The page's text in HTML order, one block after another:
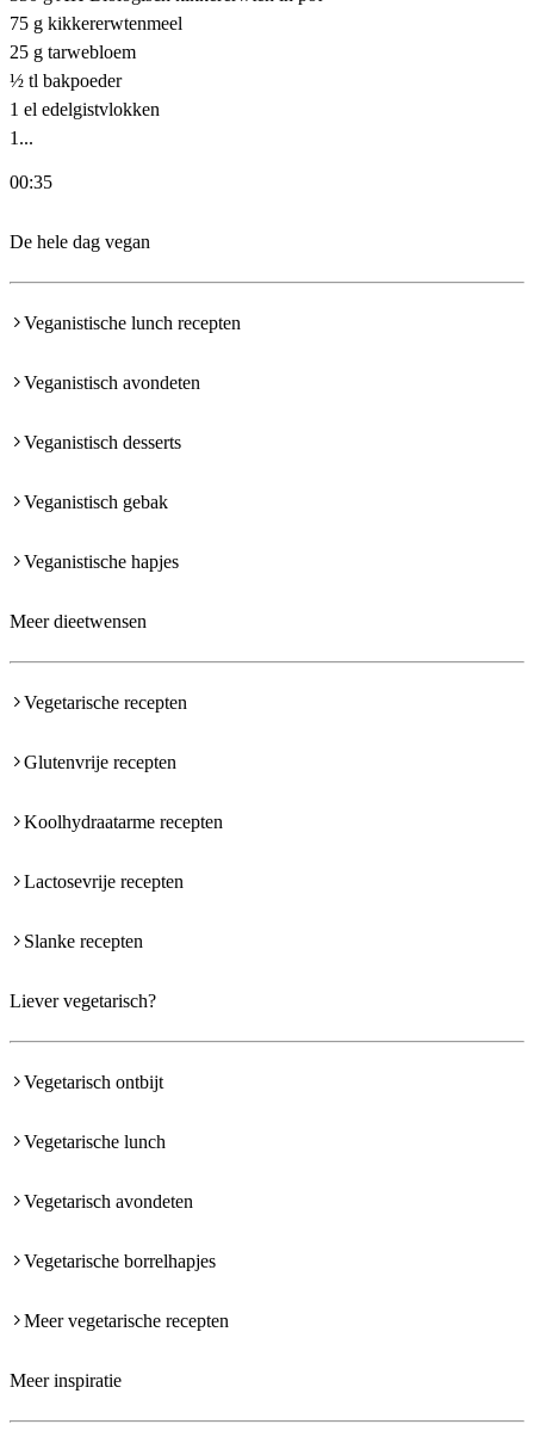
75 g kikkererwtenmeel
25 g tarwebloem
½ tl bakpoeder
1 el edelgistvlokken
1...
00:35
De hele dag vegan
Veganistische lunch recepten
Veganistisch avondeten
Veganistisch desserts
Veganistisch gebak
Veganistische hapjes
Meer dieetwensen
Vegetarische recepten
Glutenvrije recepten
Koolhydraatarme recepten
Lactosevrije recepten
Slanke recepten
Liever vegetarisch?
Vegetarisch ontbijt
Vegetarische lunch
Vegetarisch avondeten
Vegetarische borrelhapjes
Meer vegetarische recepten
Meer inspiratie